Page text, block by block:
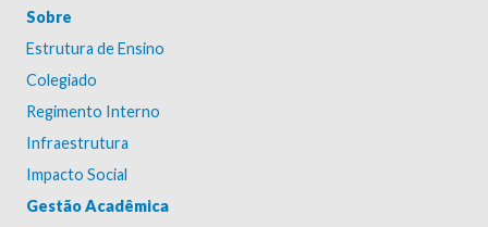
Sobre
Estrutura de Ensino
Colegiado
Regimento Interno
Infraestrutura
Impacto Social
Gestão Acadêmica